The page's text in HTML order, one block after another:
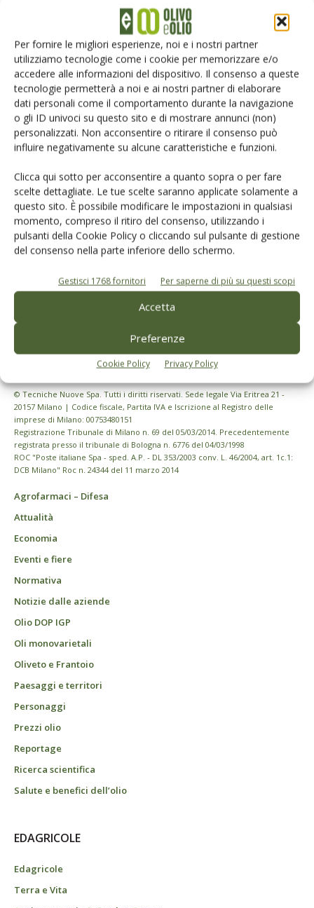
Per fornire le migliori esperienze, noi e i nostri partner
utilizziamo tecnologie come i cookie per memorizzare e/o
accedere alle informazioni del dispositivo. Il consenso a queste
tecnologie permetterà a noi e ai nostri partner di elaborare
dati personali come il comportamento durante la navigazione
o gli ID univoci su questo sito e di mostrare annunci (non)
personalizzati. Non acconsentire o ritirare il consenso può
influire negativamente su alcune caratteristiche e funzioni.
Clicca qui sotto per acconsentire a quanto sopra o per fare
scelte dettagliate. Le tue scelte saranno applicate solamente a
questo sito. È possibile modificare le impostazioni in qualsiasi
momento, compreso il ritiro del consenso, utilizzando i
pulsanti della Cookie Policy o cliccando sul pulsante di gestione
del consenso nella parte inferiore dello schermo.
Gestisci 1768 fornitori Per saperne di più su questi scopi
Accetta
Preferenze
Cookie Policy Privacy Policy
Rimani aggiornato sul mondo
dell’agricoltura
Iscriviti alle nostre newsletter
© Tecniche Nuove Spa. Tutti i diritti riservati. Sede legale Via Eritrea 21 -
20157 Milano | Codice fiscale, Partita IVA e Iscrizione al Registro delle
imprese di Milano: 00753480151
Registrazione Tribunale di Milano n. 69 del 05/03/2014. Precedentemente
registrata presso il tribunale di Bologna n. 6776 del 04/03/1998
ROC "Poste italiane Spa - sped. A.P. - DL 353/2003 conv. L. 46/2004, art. 1c.1:
DCB Milano" Roc n. 24344 del 11 marzo 2014
Agrofarmaci – Difesa
Attualità
Economia
Eventi e fiere
Normativa
Notizie dalle aziende
Olio DOP IGP
Oli monovarietali
Oliveto e Frantoio
Paesaggi e territori
Personaggi
Prezzi olio
Reportage
Ricerca scientifica
Salute e benefici dell’olio
EDAGRICOLE
Edagricole
Terra e Vita